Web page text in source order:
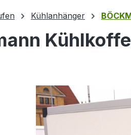
Kühlanhänger